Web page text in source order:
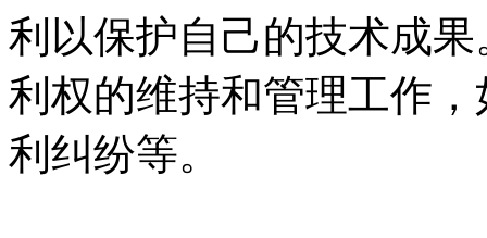
利以保护自己的技术成
利权的维持和管理工作
利纠纷等。